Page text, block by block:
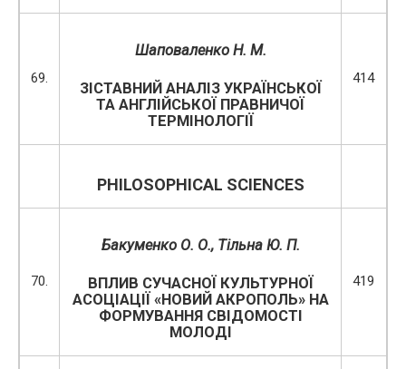
69.
Шаповаленко Н. М.
ЗІСТАВНИЙ АНАЛІЗ УКРАЇНСЬКОЇ
ТА АНГЛІЙСЬКОЇ ПРАВНИЧОЇ
ТЕРМІНОЛОГІЇ
414
PHILOSOPHICAL SCIENCES
70.
Бакуменко О. О., Тільна Ю. П.
ВПЛИВ СУЧАСНОЇ КУЛЬТУРНОЇ
АСОЦІАЦІЇ «НОВИЙ АКРОПОЛЬ» НА
ФОРМУВАННЯ СВІДОМОСТІ
МОЛОДІ
419